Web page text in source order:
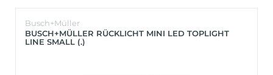
Busch+Müller
BUSCH+MÜLLER RÜCKLICHT MINI LED TOPLIGHT
LINE SMALL (.)